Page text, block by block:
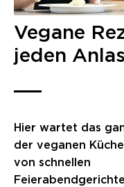
Vegane
jeden
Hier wartet das
der veganen
von schnellen